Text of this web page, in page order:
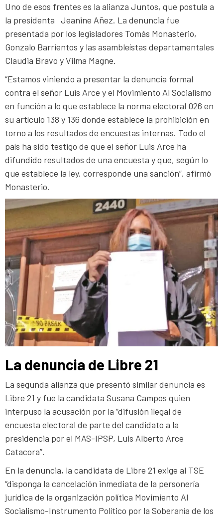
Uno de esos frentes es la alianza Juntos, que postula a
la presidenta Jeanine Añez. La denuncia fue
presentada por los legisladores Tomás Monasterio,
Gonzalo Barrientos y las asambleístas departamentales
Claudia Bravo y Vilma Magne.
“Estamos viniendo a presentar la denuncia formal
contra el señor Luis Arce y el Movimiento Al Socialismo
en función a lo que establece la norma electoral 026 en
su artículo 138 y 136 donde establece la prohibición en
torno a los resultados de encuestas internas. Todo el
país ha sido testigo de que el señor Luis Arce ha
difundido resultados de una encuesta y que, según lo
que establece la ley, corresponde una sanción”, afirmó
Monasterio.
La denuncia de Libre 21
La segunda alianza que presentó similar denuncia es
Libre 21 y fue la candidata Susana Campos quien
interpuso la acusación por la “difusión ilegal de
encuesta electoral de parte del candidato a la
presidencia por el MAS-IPSP, Luis Alberto Arce
Catacora”.
En la denuncia, la candidata de Libre 21 exige al TSE
“disponga la cancelación inmediata de la personería
jurídica de la organización política Movimiento Al
Socialismo-Instrumento Político por la Soberanía de los